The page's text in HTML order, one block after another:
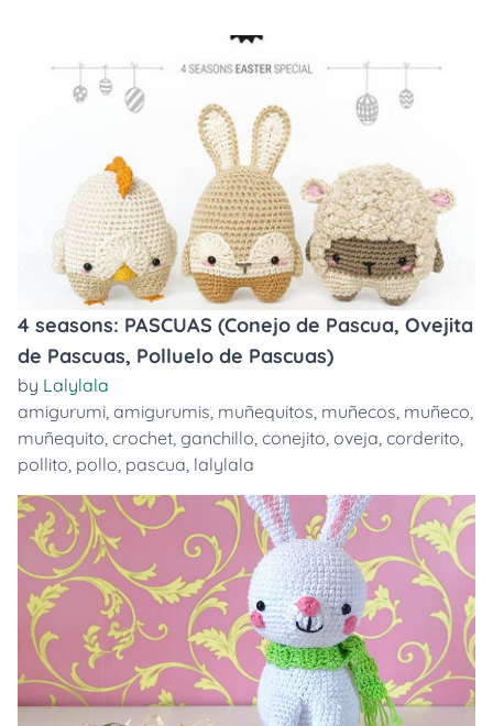
4 seasons: PASCUAS (Conejo de Pascua, Ovejita
de Pascuas, Polluelo de Pascuas)
by Lalylala
amigurumi, amigurumis, muñequitos, muñecos, muñeco,
muñequito, crochet, ganchillo, conejito, oveja, corderito,
pollito, pollo, pascua, lalylala